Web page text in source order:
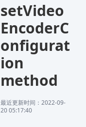
setVideo
EncoderC
onfigurat
ion
method
最近更新时间：2022-09-
20 05:17:40